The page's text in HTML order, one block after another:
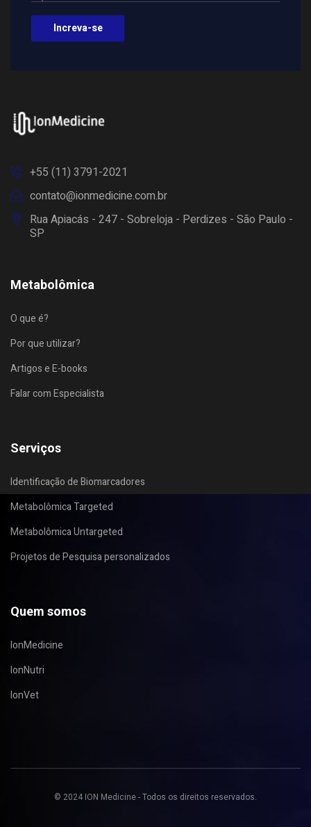
Increva-se
+55 (11) 3791-2021
contato@ionmedicine.com.br
Rua Apiacás - 247 - Sobreloja - Perdizes - São Paulo -
SP
Metabolômica
O que é?
Por que utilizar?
Artigos e E-books
Falar com Especialista
Serviços
Identificação de Biomarcadores
Metabolômica Targeted
Metabolômica Untargeted
Projetos de Pesquisa personalizados
Quem somos
IonMedicine
IonNutri
IonVet
© 2024 ION Medicine - Todos os direitos reservados.